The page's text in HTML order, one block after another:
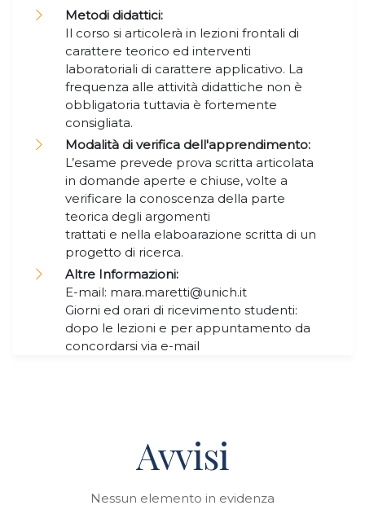
Metodi didattici:
Il corso si articolerà in lezioni frontali di
carattere teorico ed interventi
laboratoriali di carattere applicativo. La
frequenza alle attività didattiche non è
obbligatoria tuttavia è fortemente
consigliata.
Modalità di verifica dell'apprendimento:
L’esame prevede prova scritta articolata
in domande aperte e chiuse, volte a
verificare la conoscenza della parte
teorica degli argomenti
trattati e nella elaboarazione scritta di un
progetto di ricerca.
Altre Informazioni:
E-mail: mara.maretti@unich.it
Giorni ed orari di ricevimento studenti:
dopo le lezioni e per appuntamento da
concordarsi via e-mail
Avvisi
Nessun elemento in evidenza